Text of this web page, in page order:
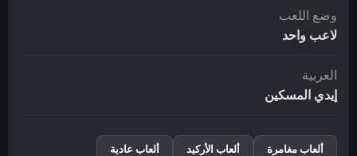
وضع اللعب
لاعب واحد
العربية
إيدي المسكين
ألعاب مغامرة ألعاب الأركيد ألعاب عادية